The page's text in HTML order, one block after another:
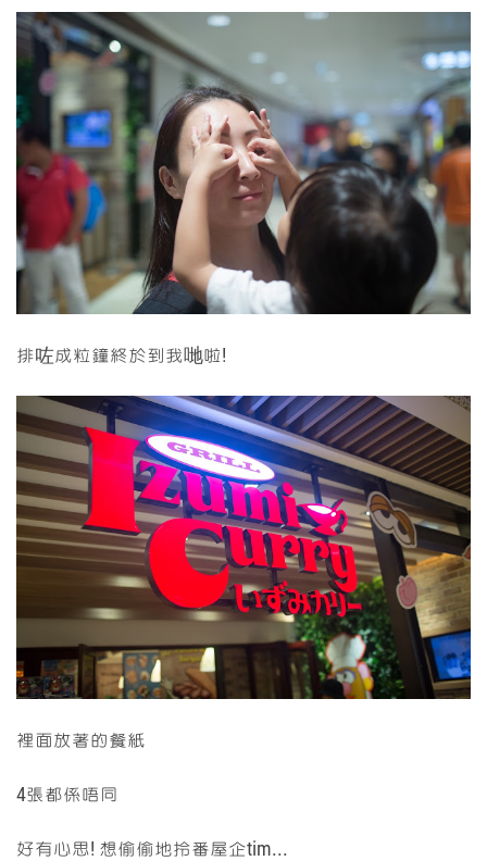
排咗成粒鐘終於到我哋啦!
裡面放著的餐紙
4張都係唔同
好有心思! 想偷偷地拎番屋企tim...